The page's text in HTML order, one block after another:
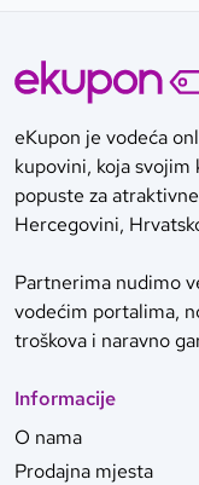
eKupon je vodeća
kupovini, koja
popuste za
Hercegovini,
Partnerima nudimo
vodećim portalima,
troškova i naravno
Informacije
O nama
Prodajna mjesta